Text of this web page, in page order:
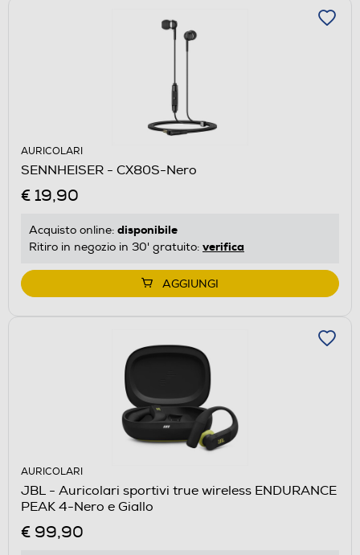
AURICOLARI
SENNHEISER - CX80S-Nero
€ 19,90
Acquisto online: disponibile
Ritiro in negozio in 30' gratuito: verifica
AGGIUNGI
AURICOLARI
JBL - Auricolari sportivi true wireless ENDURANCE
PEAK 4-Nero e Giallo
€ 99,90